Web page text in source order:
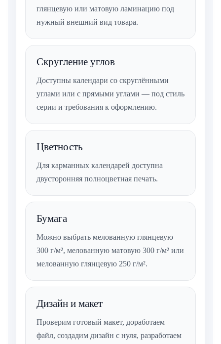
глянцевую или матовую ламинацию под
нужный внешний вид товара.
Скругление углов
Доступны календари со скруглёнными
углами или с прямыми углами — под стиль
серии и требования к оформлению.
Цветность
Для карманных календарей доступна
двусторонняя полноцветная печать.
Бумага
Можно выбрать мелованную глянцевую
300 г/м², мелованную матовую 300 г/м² или
мелованную глянцевую 250 г/м².
Дизайн и макет
Проверим готовый макет, доработаем
файл, создадим дизайн с нуля, разработаем